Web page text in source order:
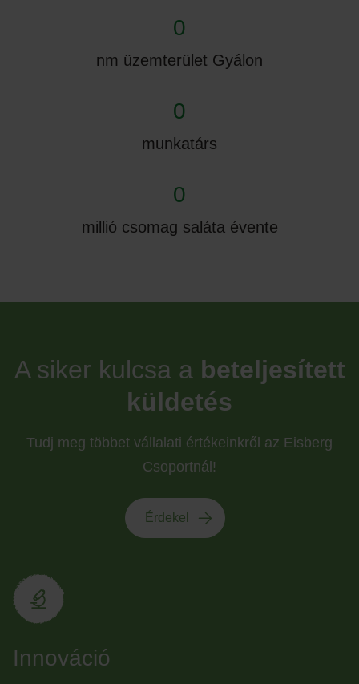
0
nm üzemterület Gyálon
0
munkatárs
0
millió csomag saláta évente
A siker kulcsa abeteljesített
küldetés
Tudj meg többet vállalati értékeinkről az Eisberg
Csoportnál!
Érdekel
Innováció